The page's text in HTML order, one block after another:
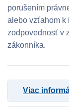
porušením
alebo vzťahom k
zodpovednosť v
zákonníka.
Viac